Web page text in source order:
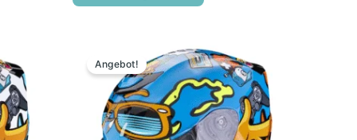
Angebot!
Preis
war:
149,90 €
Preis
ist:
99,00 €.
Dieses
Produkt
weist
mehrere
Varianten
auf.